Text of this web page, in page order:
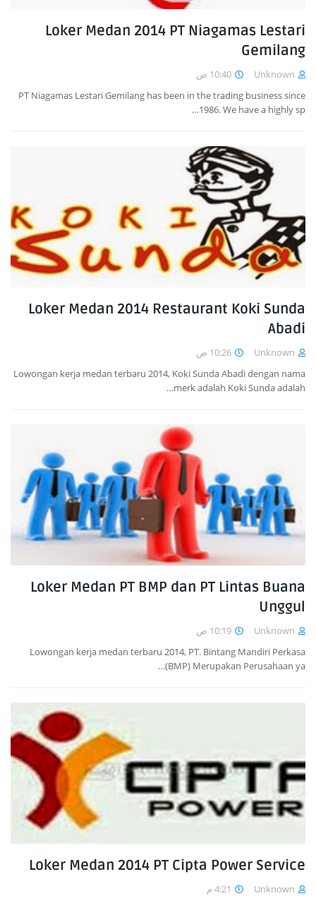
Loker Medan 2014 PT Niagamas Lestari
Gemilang
Unknown
10:40 ص
PT Niagamas Lestari Gemilang has been in the trading business since
1986. We have a highly sp…
Loker Medan 2014 Restaurant Koki Sunda
Abadi
Unknown
10:26 ص
Lowongan kerja medan terbaru 2014, Koki Sunda Abadi dengan nama
merk adalah Koki Sunda adalah…
Loker Medan PT BMP dan PT Lintas Buana
Unggul
Unknown
10:19 ص
Lowongan kerja medan terbaru 2014, PT. Bintang Mandiri Perkasa
(BMP) Merupakan Perusahaan ya…
Loker Medan 2014 PT Cipta Power Service
Unknown
4:21 م